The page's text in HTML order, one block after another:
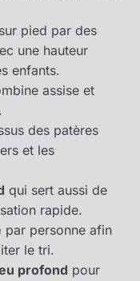
pied par des
une hauteur
enfants.
assise et
des patères
et les
qui sert aussi de
rapide.
par personne afin
le tri.
profond pour